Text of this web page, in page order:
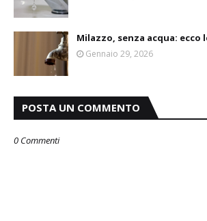
Milazzo, senza acqua:
Gennaio 29, 2026
POSTA UN COMMENTO
0 Commenti